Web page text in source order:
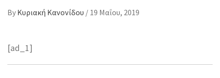
By Κυριακή Κανονίδου / 19 Μαΐου, 2019
[ad_1]